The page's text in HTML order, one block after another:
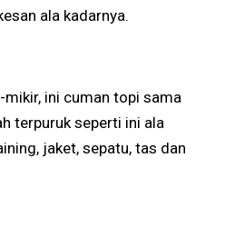
ala kadarnya.
mikir, ini cuman topi sama
terpuruk seperti ini ala
jaket, sepatu, tas dan